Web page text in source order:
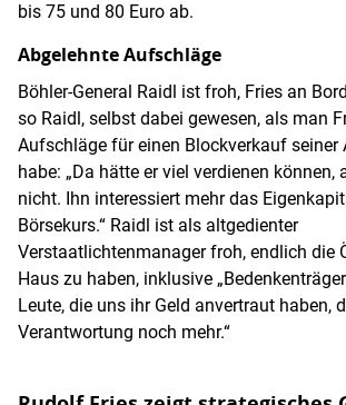
bis 75 und 80 Euro ab.
Abgelehnte Aufschläge
Böhler-General Raidl ist froh, Fries an
so Raidl, selbst dabei gewesen, als man
Aufschläge für einen Blockverkauf seiner
habe: „Da hätte er viel verdienen können,
nicht. Ihn interessiert mehr das
Börsekurs.“ Raidl ist als altgedienter
Verstaatlichtenmanager froh, endlich die
Haus zu haben, inklusive
Leute, die uns ihr Geld anvertraut haben,
Verantwortung noch mehr.“